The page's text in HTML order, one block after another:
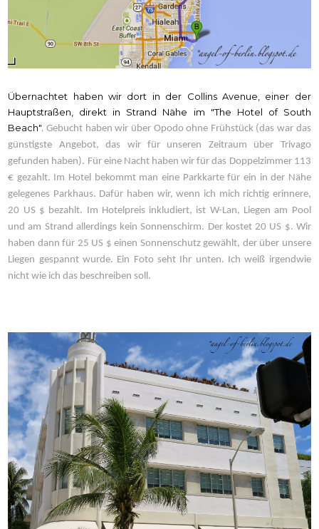
Übernachtet haben wir dort in der Collins Avenue, einer der
Hauptstraßen, direkt in Strand Nähe im "The Hotel of South
Beach". Gebucht haben wir über Opodo ohne Frühstück (das war das
günstigste Angebot, das wir für unseren Zeitraum über Trivago
gefunden haben). Für eine Nacht haben wir für das Doppelzimmer 113
€ gezahlt. Im Hotel bekommt man eine Parkkarte für ein in der Nähe
gelegenes Parkhaus. Dafür haben wir, wenn ich mich richtig erinnere,
20 US $ bezahlt. Im Hotelpreis inkludiert, ist W-Lan, Liegen am Pool
und am Strand allerdings kein Sonnenschirm. Der kostet 20 US $. Wir
haben dann für 25 US $ einen Sonnenschutz gewählt, der über unsere
Liegen gespannt wurde. Ein Foto seht Ihr unten. Ich weiß irgendwie
nicht wie ich das beschreiben soll.